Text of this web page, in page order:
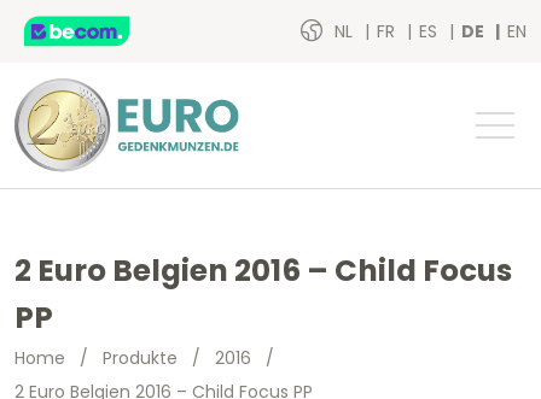
NL FR ES DE EN
2 Euro Belgien 2016 – Child Focus
PP
Home / Produkte / 2016 /
2 Euro Belgien 2016 – Child Focus PP